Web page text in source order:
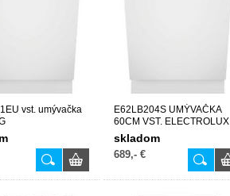
vst. umývačka
E62LB204S UMÝVAČKA
60CM VST. ELECTROLUX
skladom
689,- €